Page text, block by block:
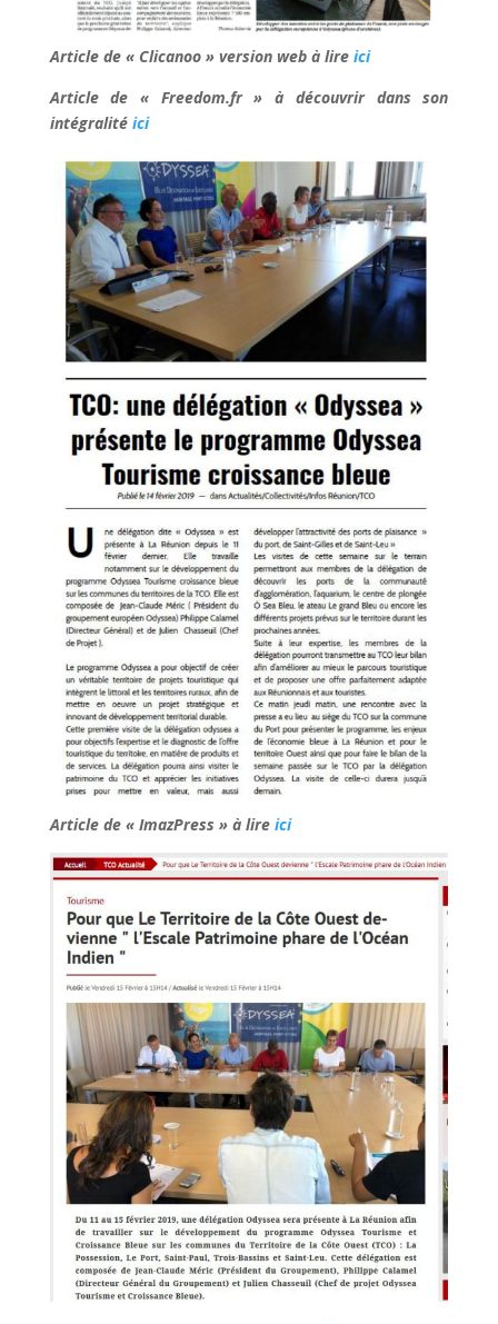
Article de « Clicanoo » version web à lire ici
Article de « Freedom.fr » à découvrir dans son
intégralité ici
Article de « ImazPress » à lire ici